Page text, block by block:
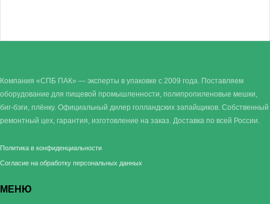
Компания «СПБ ПАК» — эксперты в упаковке с 2009 года. Поставляем
оборудование для пищевой промышленности, полипропиленовые мешки,
биг-бэги, плёнку. Официальный дилер голландских запайщиков. Собственный
ремонтный цех, гарантия, изготовление на заказ. Доставка по всей России.
Политика в конфиденциальности
Согласие на обработку персональных данных
МЕНЮ